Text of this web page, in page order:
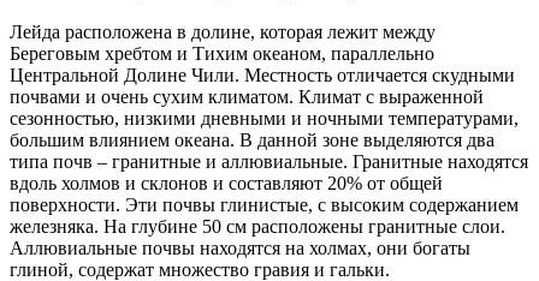
Лейда расположена в долине, которая лежит между
Береговым хребтом и Тихим океаном, параллельно
Центральной Долине Чили. Местность отличается скудными
почвами и очень сухим климатом. Климат с выраженной
сезонностью, низкими дневными и ночными температурами,
большим влиянием океана. В данной зоне выделяются два
типа почв – гранитные и аллювиальные. Гранитные находятся
вдоль холмов и склонов и составляют 20% от общей
поверхности. Эти почвы глинистые, с высоким содержанием
железняка. На глубине 50 см расположены гранитные слои.
Аллювиальные почвы находятся на холмах, они богаты
глиной, содержат множество гравия и гальки.